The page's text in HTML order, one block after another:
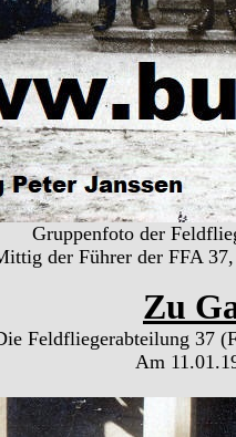
Gruppenfoto der
der Führer der FFA
Zu
Feldfliegerabteilung 37
Am